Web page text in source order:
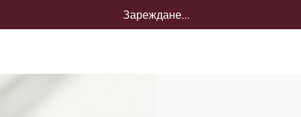
Зареждане...